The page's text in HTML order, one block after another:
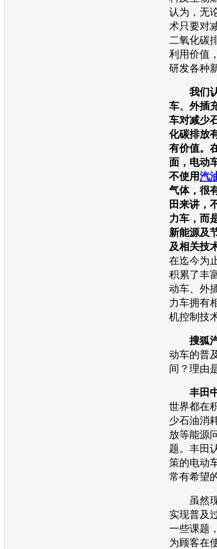
认为，无
术只要对
二氧化碳
利用价值
研发各种
我们
车、外插
车对减少
化碳排放
有价值。
面， 电动
不使用汽
气体，很
田来讲，
力车，而
新能源及
及相关技
在迄今为
积累了丰
动车、外
力车拥有
机控制技
搜狐
动车的普
间？理由
丰田
世界都在
少石油消
放等能源
题。 丰田
策的电动
常有希望
虽然现
实现普及
一些课题
为顾客在